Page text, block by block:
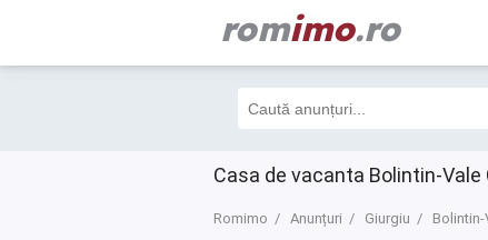
romimo.ro
Casa de vacanta Bolintin-Vale
Romimo Anunțuri Giurgiu Bolintin-
Filtre 3 AI